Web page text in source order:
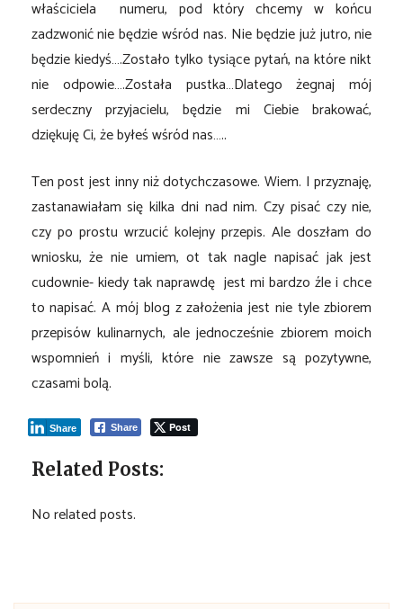
właściciela numeru, pod który chcemy w końcu
zadzwonić nie będzie wśród nas. Nie będzie już jutro, nie
będzie kiedyś….Zostało tylko tysiące pytań, na które nikt
nie odpowie….Została pustka…Dlatego żegnaj mój
serdeczny przyjacielu, będzie mi Ciebie brakować,
dziękuję Ci, że byłeś wśród nas…..
Ten post jest inny niż dotychczasowe. Wiem. I przyznaję,
zastanawiałam się kilka dni nad nim. Czy pisać czy nie,
czy po prostu wrzucić kolejny przepis. Ale doszłam do
wniosku, że nie umiem, ot tak nagle napisać jak jest
cudownie- kiedy tak naprawdę jest mi bardzo źle i chce
to napisać. A mój blog z założenia jest nie tyle zbiorem
przepisów kulinarnych, ale jednocześnie zbiorem moich
wspomnień i myśli, które nie zawsze są pozytywne,
czasami bolą.
Share Post
Share
Related Posts:
No related posts.